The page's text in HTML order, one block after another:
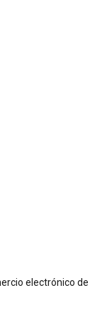
electrónico de